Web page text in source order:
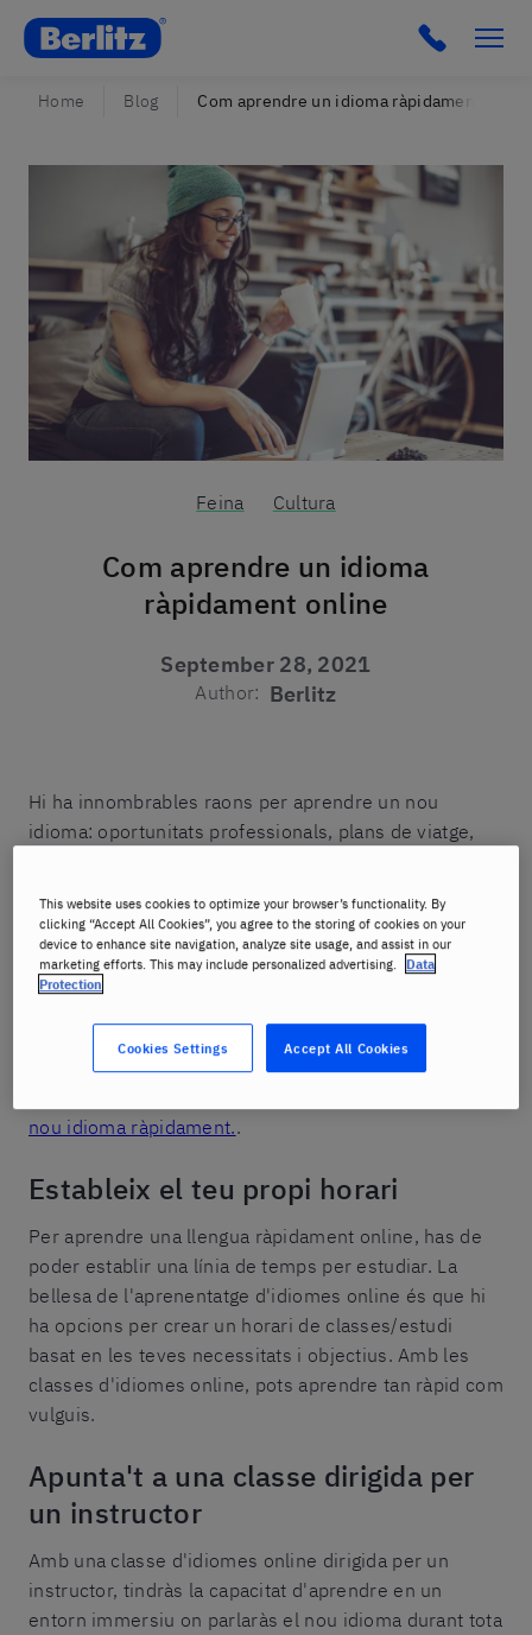
Berlitz Spain Click to
Home Blog Com aprendre un idioma ràpidament
Feina Cultura
Com aprendre un idioma
ràpidament online
September 28, 2021
Author: Berlitz
Hi ha innombrables raons per aprendre un nou
idioma: oportunitats professionals, plans de viatge,
interessades a aprendre un nou idioma hi ha una
pregunta comuna: com aprenc un idioma ràpidament?
una llengua online brinda l'oportunitat no només de
nou idioma ràpidament..
Estableix el teu propi horari
Per aprendre una llengua ràpidament online, has de
poder establir una línia de temps per estudiar. La
bellesa de l'aprenentatge d'idiomes online és que hi
ha opcions per crear un horari de classes/estudi
basat en les teves necessitats i objectius. Amb les
classes d'idiomes online, pots aprendre tan ràpid com
vulguis.
Apunta't a una classe dirigida per
un instructor
Amb una classe d'idiomes online dirigida per un
instructor, tindràs la capacitat d'aprendre en un
entorn immersiu on parlaràs el nou idioma durant tota
This website uses cookies to optimize your browser’s functionality. By
clicking “Accept All Cookies”, you agree to the storing of cookies on your
device to enhance site navigation, analyze site usage, and assist in our
marketing efforts. This may include personalized advertising.
Data
Protection
Accept All Cookies
Cookies Settings